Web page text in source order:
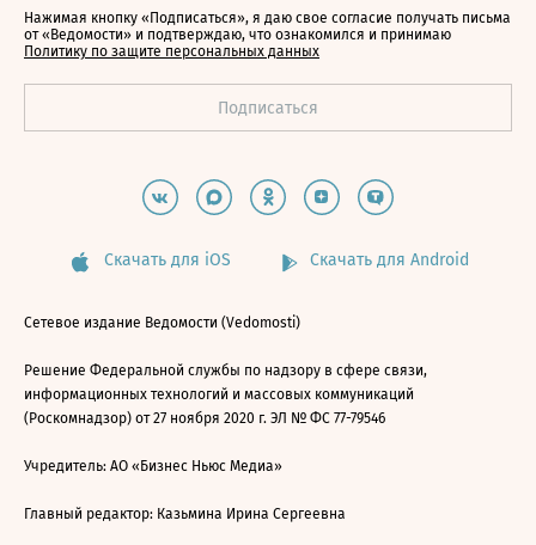
Нажимая кнопку «Подписаться», я даю свое согласие получать письма
от «Ведомости» и подтверждаю, что ознакомился и принимаю
Политику по защите персональных данных
Скачать для iOS Скачать для Android
Сетевое издание Ведомости (Vedomosti)
Решение Федеральной службы по надзору в сфере связи,
информационных технологий и массовых коммуникаций
(Роскомнадзор) от 27 ноября 2020 г. ЭЛ № ФС 77-79546
Учредитель: АО «Бизнес Ньюс Медиа»
Главный редактор: Казьмина Ирина Сергеевна